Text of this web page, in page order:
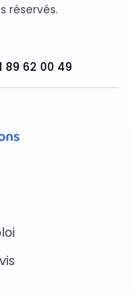
réservés.
89 62 00 49